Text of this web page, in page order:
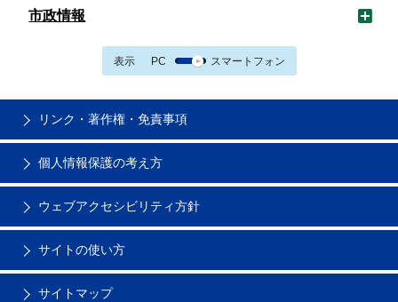
市政情報
表示 PC スマートフォン
リンク・著作権・免責事項
個人情報保護の考え方
ウェブアクセシビリティ方針
サイトの使い方
サイトマップ